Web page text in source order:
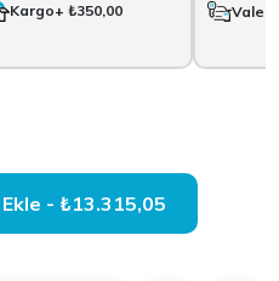
Kargo+ ₺350,00 Vale
Sepete Ekle - ₺13.315,05